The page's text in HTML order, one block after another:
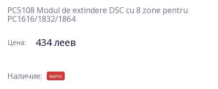
PC5108 Modul de extindere DSC cu 8 zone pentru
PC1616/1832/1864
Цена: 434 леев
Наличие: мало